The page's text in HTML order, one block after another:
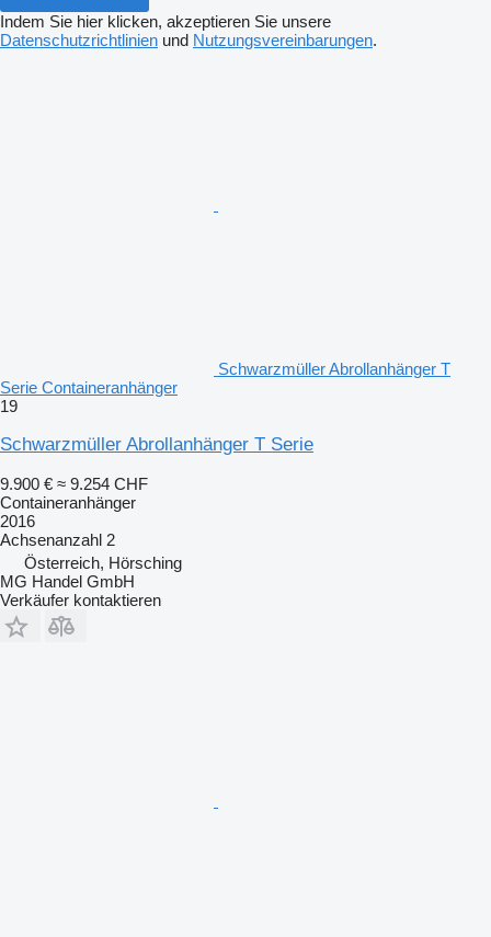
Indem Sie hier klicken, akzeptieren Sie unsere
Datenschutzrichtlinien und Nutzungsvereinbarungen.
Schwarzmüller Abrollanhänger T
Serie Containeranhänger
19
Schwarzmüller Abrollanhänger T Serie
9.900 € ≈ 9.254 CHF
Containeranhänger
2016
Achsenanzahl 2
Österreich, Hörsching
MG Handel GmbH
Verkäufer kontaktieren